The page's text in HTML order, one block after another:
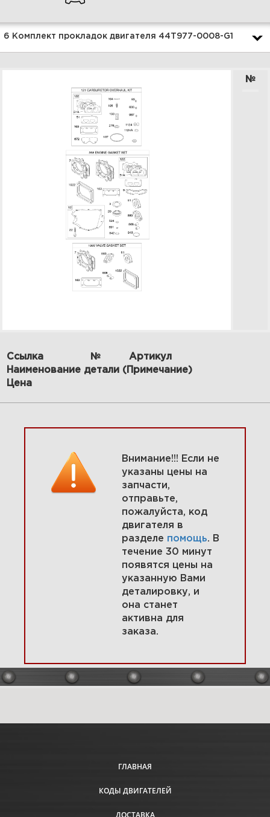
1 Корпус фильтра, воздушный
фильтр 44T977-0008-G1
Увеличить
2 Карбюратор, топливный
Увеличить
коллектор 44T977-0008-G1
44T977-0008-G1
6 Комплект прокладок двигателя 44T977-0008-G1
№
Ссылка №
Артикул
Наименование детали (Примечание)
Цена
Внимание!!! Если не
указаны цены на
запчасти,
отправьте,
пожалуйста, код
двигателя в
разделе помощь. В
течение 30 минут
появятся цены на
указанную Вами
деталировку, и
она станет
активна для
заказа.
ГЛАВНАЯ
КОДЫ ДВИГАТЕЛЕЙ
ДОСТАВКА